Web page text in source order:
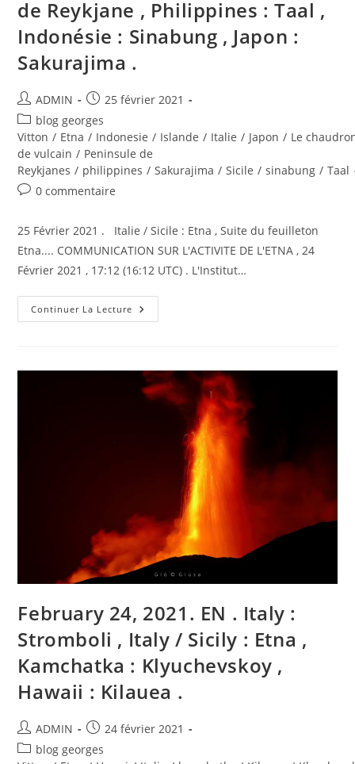
de Reykjane , Philippines : Taal ,
Indonésie : Sinabung , Japon :
Sakurajima .
Auteur/autrice
de
la
publication :
ADMIN
Publication
publiée :
25 février 2021
Post
category:
blog georges
Vitton / Etna / Indonesie / Islande / Italie / Japon / Le
de vulcain / Peninsule de
Reykjanes / philippines / Sakurajima / Sicile / sinabung / Taal
Commentaires
la
publication :
0 commentaire
25 Février 2021 . Italie / Sicile : Etna , Suite du feuilleton
Etna.... COMMUNICATION SUR L'ACTIVITE DE L'ETNA , 24
Février 2021 , 17:12 (16:12 UTC) . L'Institut…
Continuer La Lecture 25
Février
Italie
Sicile
Péninsule
Reykjane
Philippines
:
Taal
,
Indonésie
:
Sinabung
,
Sakurajima
.
February 24, 2021. EN . Italy :
Stromboli , Italy / Sicily : Etna ,
Kamchatka : Klyuchevskoy ,
Hawaii : Kilauea .
Auteur/autrice
de
ADMIN
Publication
publiée :
24 février 2021
Postblog georges